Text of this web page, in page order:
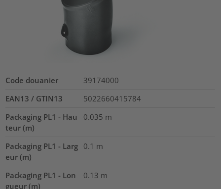
Code douanier
39174000
EAN13 / GTIN13
5022660415784
Packaging PL1 - Hau
teur (m)
0.035 m
Packaging PL1 - Larg
eur (m)
0.1 m
Packaging PL1 - Lon
gueur (m)
0.13 m